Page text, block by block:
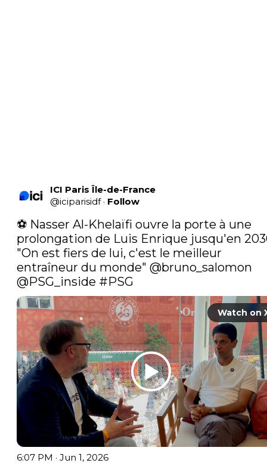
ICI Paris Île-de-France
@iciparisidf · Follow
⚽ Nasser Al-Khelaïfi ouvre la porte à une
prolongation de Luis Enrique jusqu'en
"On est fiers de lui, c'est le meilleur
entraîneur du monde" @bruno_salomon
@PSG_inside #PSG
Watch on
6:07 PM · Jun 1, 2026